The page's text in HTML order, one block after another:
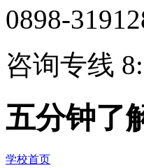
0898-
咨询专线
五分钟了
学校首页